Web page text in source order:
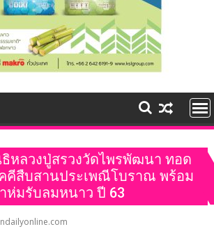
หลวงปู่สรวงวัดไพรพัฒนา ทอด
คีสืบสานประเพณีโบราณ พร้อม
ห่มรับลมหนาว ปี 63